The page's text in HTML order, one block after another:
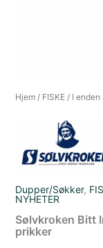
Hjem / FISKE / I
Dupper/Søkker,
NYHETER
Sølvkroken Bitt
prikker